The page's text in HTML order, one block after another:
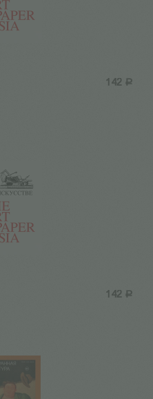
142 Р
142 Р